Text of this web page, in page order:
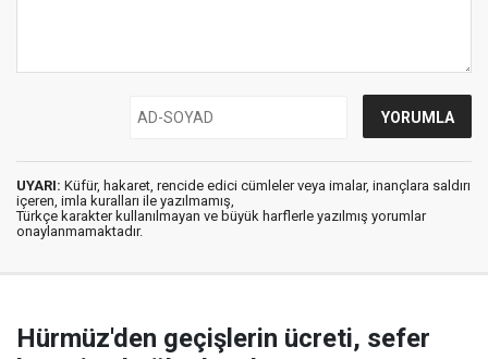
UYARI: Küfür, hakaret, rencide edici cümleler veya imalar, inançlara saldırı
içeren, imla kuralları ile yazılmamış,
Türkçe karakter kullanılmayan ve büyük harflerle yazılmış yorumlar
onaylanmamaktadır.
Hürmüz'den geçişlerin ücreti, sefer